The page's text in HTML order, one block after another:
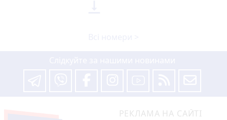
РЕКЛАМА НА САЙТІ